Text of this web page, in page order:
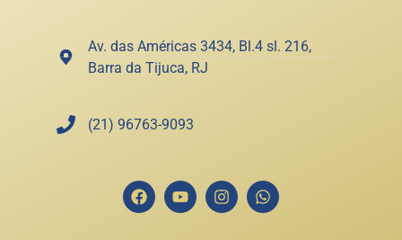
Av. das Américas 3434, Bl.4 sl. 216,
Barra da Tijuca, RJ
(21) 96763-9093